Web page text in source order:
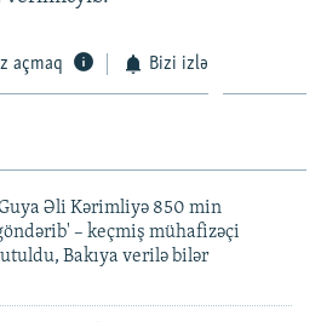
açmaq Bizi izlə
Əli Kərimliyə 850 min
– keçmiş mühafizəçi
Bakıya verilə bilər